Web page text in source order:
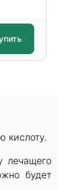
кислоту.
лечащего
будет